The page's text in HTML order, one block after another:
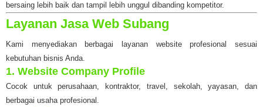
bersaing lebih baik dan tampil lebih unggul dibanding kompetitor.
Layanan Jasa Web Subang
Kami menyediakan berbagai layanan website profesional sesuai
kebutuhan bisnis Anda.
1. Website Company Profile
Cocok untuk perusahaan, kontraktor, travel, sekolah, yayasan, dan
berbagai usaha profesional.